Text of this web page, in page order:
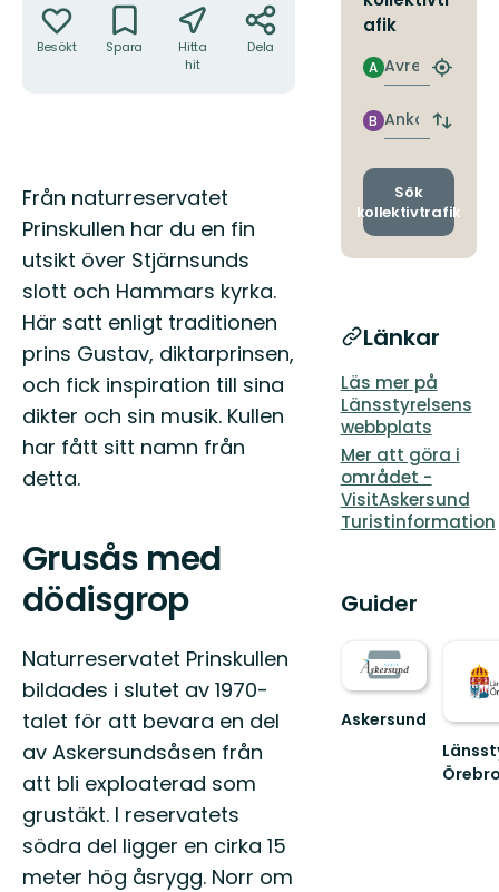
Besökt Spara
Hitta
hit
Dela
Beskrivning
Från naturreservatet
Prinskullen har du en fin
utsikt över Stjärnsunds
slott och Hammars kyrka.
Här satt enligt traditionen
prins Gustav, diktarprinsen,
och fick inspiration till sina
dikter och sin musik. Kullen
har fått sitt namn från
detta.
Grusås med
dödisgrop
Naturreservatet Prinskullen
bildades i slutet av 1970-
talet för att bevara en del
av Askersundsåsen från
att bli exploaterad som
grustäkt. I reservatets
södra del ligger en cirka 15
meter hög åsrygg. Norr om
afik
Avresa
A
Hitta
Ankomst
B
Byt
och
Sök
kollektivtrafik
Länkar
Läs mer på
Länsstyrelsens
webbplats
Mer att göra i
området -
VisitAskersund
Turistinformation
Guider
Askersund